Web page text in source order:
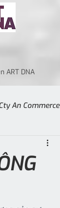
ART DNA
An Commerce